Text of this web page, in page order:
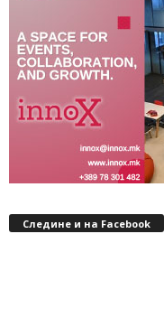
Следине и на Facebook